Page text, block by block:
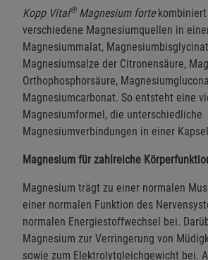
Kopp Vital®Magnesium fortekombiniert
verschiedene Magnesiumquellen in
Magnesiummalat,
Magnesiumsalze der Citronensäure,
Orthophosphorsäure,
Magnesiumcarbonat. So entsteht eine
Magnesiumformel, die unterschiedliche
Magnesiumverbindungen in einer
Magnesium für zahlreiche
Magnesium trägt zu einer normalen
einer normalen Funktion des
normalen Energiestoffwechsel bei.
Magnesium zur Verringerung von
sowie zum Elektrolytgleichgewicht bei.